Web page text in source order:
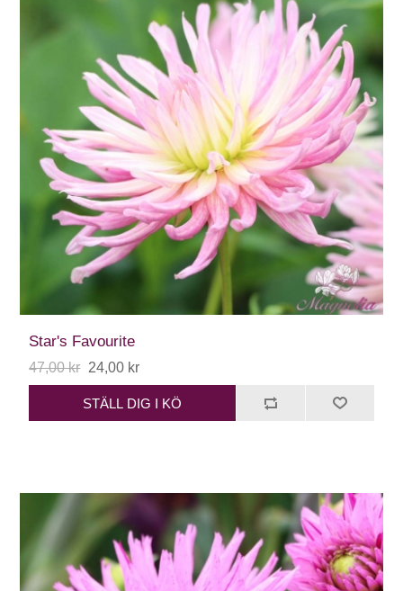
Star's Favourite
47,00 kr 24,00 kr
STÄLL DIG I KÖ